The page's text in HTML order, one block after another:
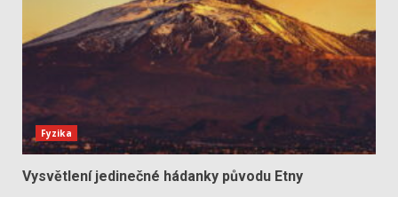
Fyzika
Vysvětlení jedinečné hádanky původu Etny